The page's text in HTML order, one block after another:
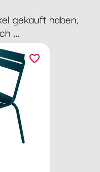
gekauft haben,
...
favorite_border